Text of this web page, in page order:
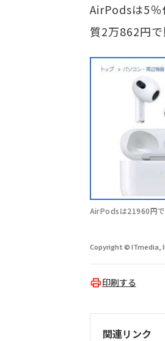
AirPodsは5％
質2万862円で
AirPodsは21960円で
Copyright © ITmedia,
印刷する
関連リンク